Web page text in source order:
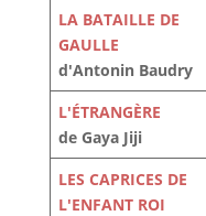
LA BATAILLE DE
GAULLE
d'Antonin Baudry
L'ÉTRANGÈRE
de Gaya Jiji
LES CAPRICES DE
L'ENFANT ROI